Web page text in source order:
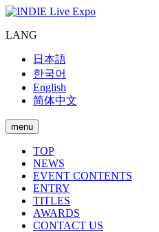
LANG
日本語
한국어
English
简体中文
menu
TOP
NEWS
EVENT CONTENTS
ENTRY
TITLES
AWARDS
CONTACT US